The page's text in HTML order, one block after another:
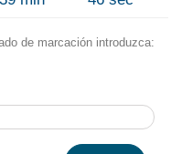
de marcación introduzca: